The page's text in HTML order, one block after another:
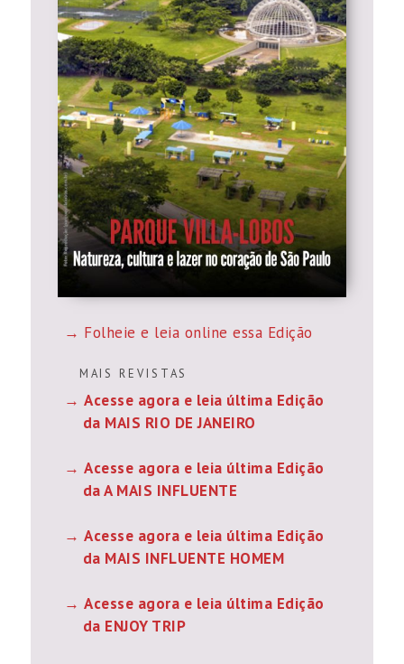
Folheie e leia online essa Edição
M A I S R E V I S T A S
Acesse agora e leia última Edição
da MAIS RIO DE JANEIRO
Acesse agora e leia última Edição
da A MAIS INFLUENTE
Acesse agora e leia última Edição
da MAIS INFLUENTE HOMEM
Acesse agora e leia última Edição
da ENJOY TRIP